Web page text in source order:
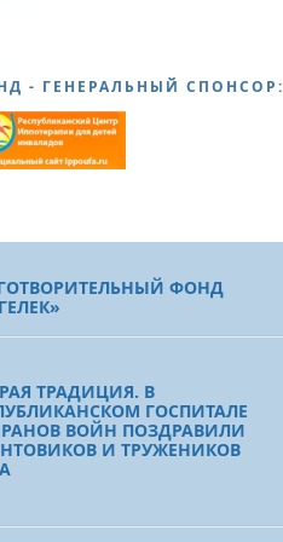
- ГЕНЕРАЛЬНЫЙ СПОНСОР:
ФОНД
ТРАДИЦИЯ. В
ГОСПИТАЛЕ
ВОЙН ПОЗДРАВИЛИ
И ТРУЖЕНИКОВ